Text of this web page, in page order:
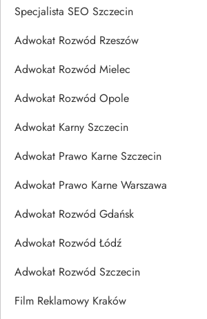
Specjalista SEO Szczecin
Adwokat Rozwód Rzeszów
Adwokat Rozwód Mielec
Adwokat Rozwód Opole
Adwokat Karny Szczecin
Adwokat Prawo Karne Szczecin
Adwokat Prawo Karne Warszawa
Adwokat Rozwód Gdańsk
Adwokat Rozwód Łódź
Adwokat Rozwód Szczecin
Film Reklamowy Kraków